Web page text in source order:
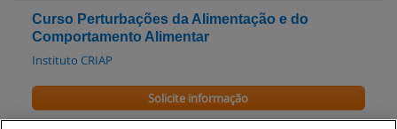
Curso Perturbações da Alimentação e do
Comportamento Alimentar
Instituto CRIAP
Solicite informação